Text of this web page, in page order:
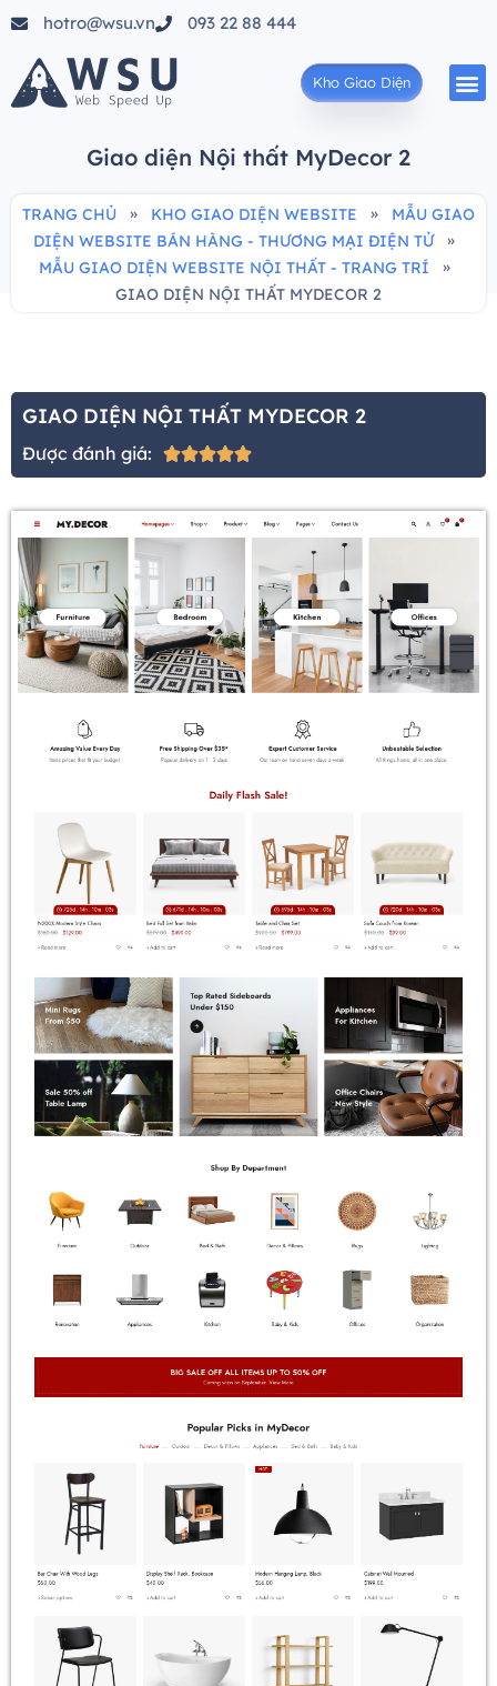
hotro@wsu.vn 093 22 88 444
Kho Giao Diện
Giao diện Nội thất MyDecor 2
TRANG CHỦ » KHO GIAO DIỆN WEBSITE »
MẪU GIAO
DIỆN WEBSITE BÁN HÀNG - THƯƠNG MẠI ĐIỆN TỬ
»
MẪU GIAO DIỆN WEBSITE NỘI THẤT - TRANG TRÍ
»
GIAO DIỆN NỘI THẤT MYDECOR 2
GIAO DIỆN NỘI THẤT MYDECOR 2
Được đánh giá: 